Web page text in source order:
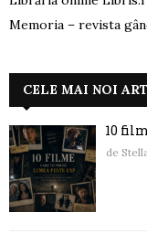
Memoria – revista
CELE MAI NOI
10
de